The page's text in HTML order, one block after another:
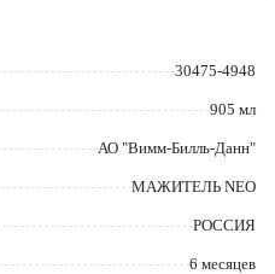
30475-4948
905 мл
АО "Вимм-Билль-Данн"
МАЖИТЕЛЬ NEO
РОССИЯ
6 месяцев